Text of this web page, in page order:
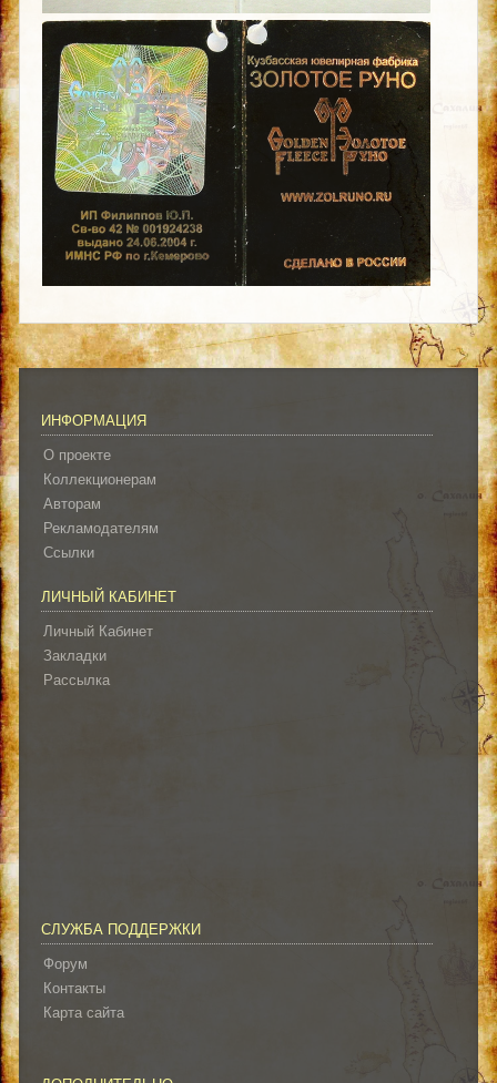
ИНФОРМАЦИЯ
О проекте
Коллекционерам
Авторам
Рекламодателям
Ссылки
ЛИЧНЫЙ КАБИНЕТ
Личный Кабинет
Закладки
Рассылка
СЛУЖБА ПОДДЕРЖКИ
Форум
Контакты
Карта сайта